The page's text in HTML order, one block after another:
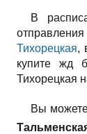
В
Тихорецкая,
купите жд
Тихорецкая
Вы